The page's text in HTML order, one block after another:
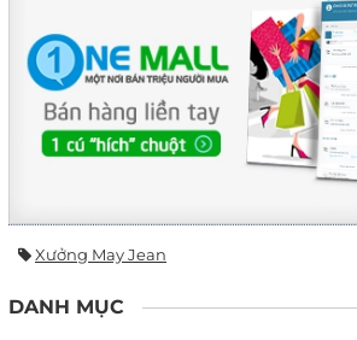
Xưởng May Jean
DANH MỤC